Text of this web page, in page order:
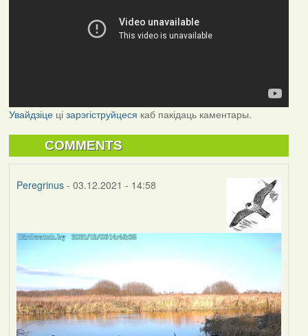
Увайдзіцеці зарэгіструйцеся каб пакідаць каментары.
COMMENTS
Peregrinus- 03.12.2021 - 14:58